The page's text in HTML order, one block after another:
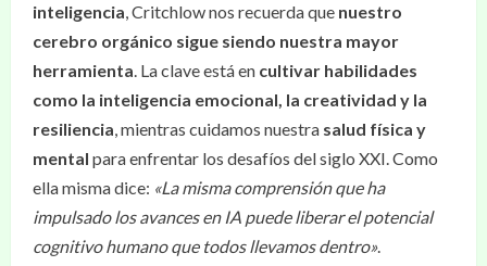
inteligencia, Critchlow nos recuerda que nuestro
cerebro orgánico sigue siendo nuestra mayor
herramienta. La clave está en cultivar habilidades
como la inteligencia emocional, la creatividad y la
resiliencia, mientras cuidamos nuestra salud física y
mental para enfrentar los desafíos del siglo XXI. Como
ella misma dice: «La misma comprensión que ha
impulsado los avances en IA puede liberar el potencial
cognitivo humano que todos llevamos dentro».